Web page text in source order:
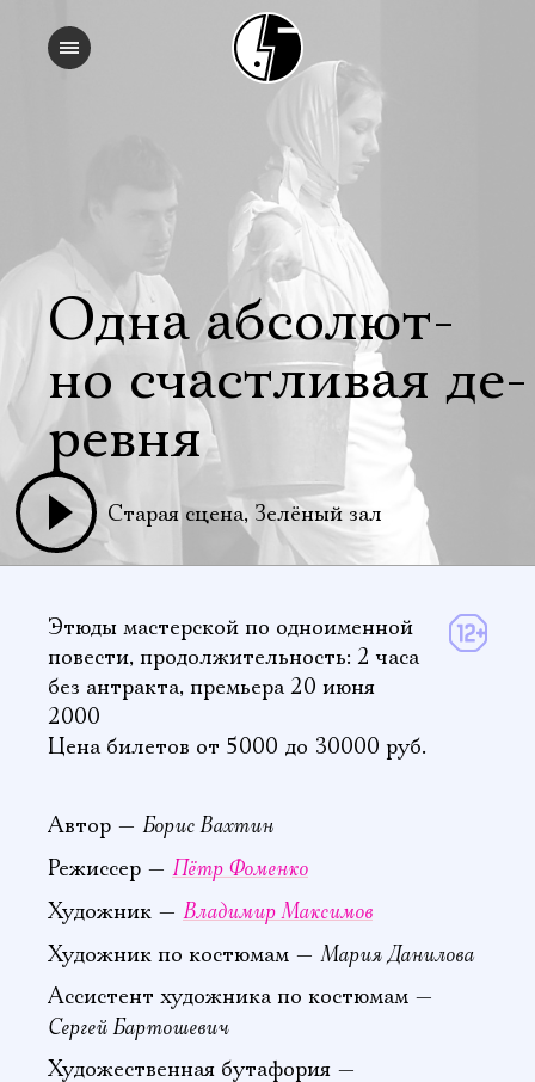
Одна аб­со­лют­
но счаст­ли­вая де­
рев­ня
Старая сцена, Зелёный зал
Этюды мастерской по одноименной
повести, продолжительность: 2 часа
без антракта, премьера 20 июня
2000
Цена билетов от 5000 до 30000 руб.
Автор — Борис Вахтин
Режиссер — Пётр Фоменко
Художник — Владимир Максимов
Художник по костюмам — Мария Данилова
Ассистент художника по костюмам —
Сергей Бартошевич
Художественная бутафория —